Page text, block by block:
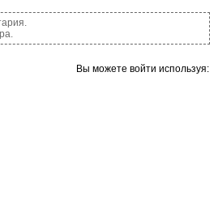
Вы можете войти используя: